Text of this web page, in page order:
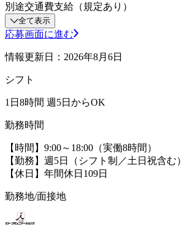
別途交通費支給（規定あり）
全て表示
応募画面に進む
情報更新日：2026年8月6日
シフト
1日8時間 週5日からOK
勤務時間
【時間】9:00～18:00（実働8時間）
【勤務】週5日（シフト制／土日祝含む）
【休日】年間休日109日
勤務地/面接地